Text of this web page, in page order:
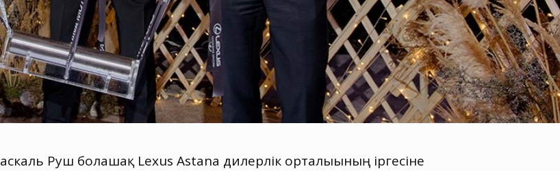
Руш болашақ Lexus Astana дилерлік орталығының іргесіне